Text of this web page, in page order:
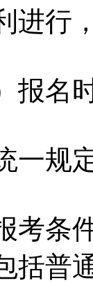
进行
名时
规定
条件
括普